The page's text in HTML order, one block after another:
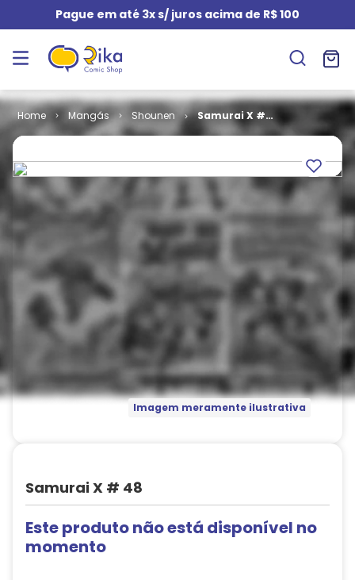
Pague em até 3x s/ juros acima de R$ 100
Mangás Shounen
Samurai X #
Imagem meramente ilustrativa
Samurai X # 48
Este produto não está disponível no
momento